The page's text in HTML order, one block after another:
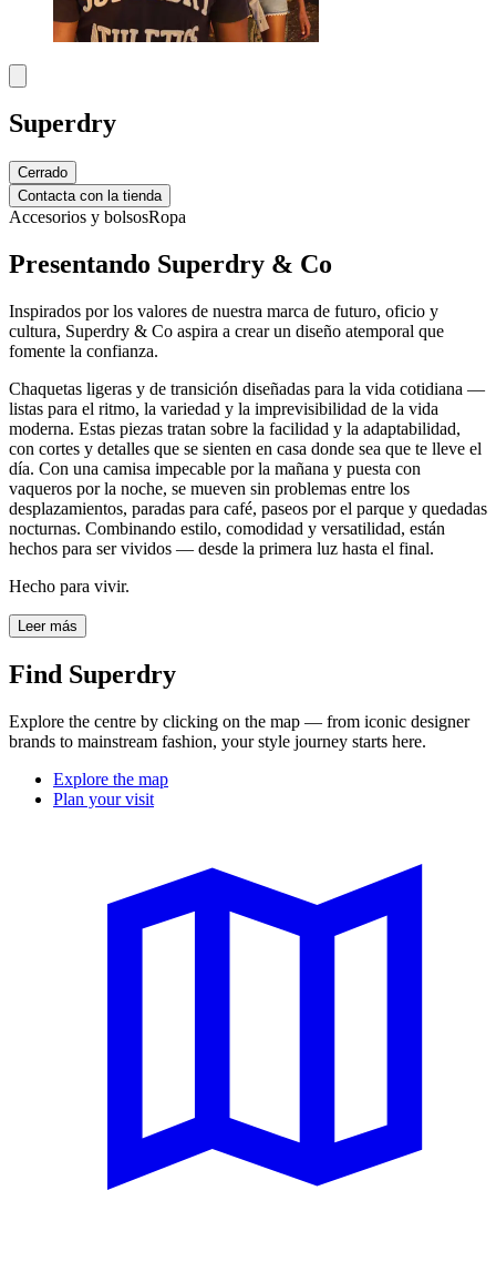
Superdry
Cerrado
Contacta con la tienda
Accesorios y bolsosRopa
Presentando Superdry & Co
Inspirados por los valores de nuestra marca de futuro, oficio y
cultura, Superdry & Co aspira a crear un diseño atemporal que
fomente la confianza.
Chaquetas ligeras y de transición diseñadas para la vida cotidiana —
listas para el ritmo, la variedad y la imprevisibilidad de la vida
moderna. Estas piezas tratan sobre la facilidad y la adaptabilidad,
con cortes y detalles que se sienten en casa donde sea que te lleve el
día. Con una camisa impecable por la mañana y puesta con
vaqueros por la noche, se mueven sin problemas entre los
desplazamientos, paradas para café, paseos por el parque y quedadas
nocturnas. Combinando estilo, comodidad y versatilidad, están
hechos para ser vividos — desde la primera luz hasta el final.
Hecho para vivir.
Leer más
Find Superdry
Explore the centre by clicking on the map — from iconic designer
brands to mainstream fashion, your style journey starts here.
Explore the map
Plan your visit